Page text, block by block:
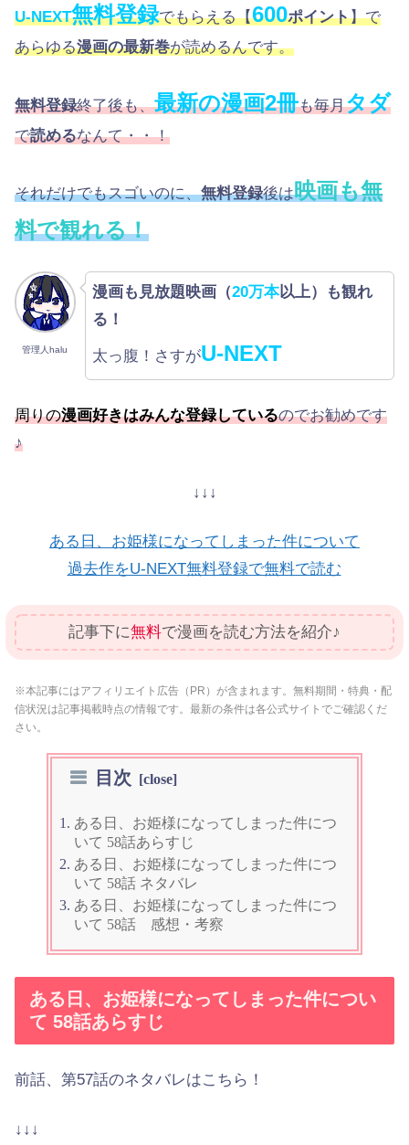
U-NEXT無料登録でもらえる【600ポイント】で
あらゆる漫画の最新巻が読めるんです。
無料登録終了後も、最新の漫画2冊も毎月タダ
で読めるなんて・・！
それだけでもスゴいのに、無料登録後は映画も無
料で観れる！
管理人halu
漫画も見放題映画（20万本以上）も観れ
る！
太っ腹！さすがU-NEXT
周りの漫画好きはみんな登録しているのでお勧めです
♪
↓↓↓
ある日、お姫様になってしまった件について
過去作をU-NEXT無料登録で無料で読む
記事下に無料で漫画を読む方法を紹介♪
※本記事にはアフィリエイト広告（PR）が含まれます。無料期間・特典・配
信状況は記事掲載時点の情報です。最新の条件は各公式サイトでご確認くだ
さい。
目次
ある日、お姫様になってしまった件につ
いて 58話あらすじ
ある日、お姫様になってしまった件につ
いて 58話 ネタバレ
ある日、お姫様になってしまった件につ
いて 58話 感想・考察
ある日、お姫様になってしまった件につい
て 58話あらすじ
前話、第57話のネタバレはこちら！
↓↓↓